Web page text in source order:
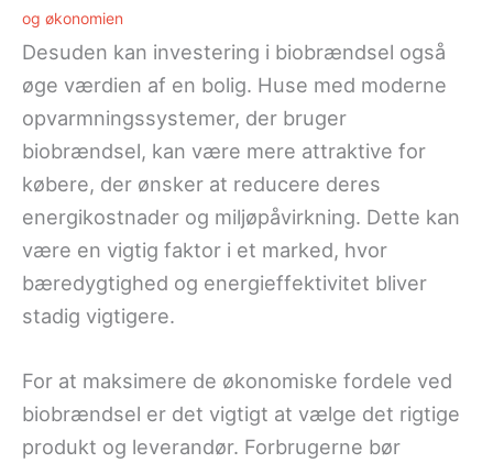
og økonomien
Desuden kan investering i biobrændsel også
øge værdien af en bolig. Huse med moderne
opvarmningssystemer, der bruger
biobrændsel, kan være mere attraktive for
købere, der ønsker at reducere deres
energikostnader og miljøpåvirkning. Dette kan
være en vigtig faktor i et marked, hvor
bæredygtighed og energieffektivitet bliver
stadig vigtigere.
For at maksimere de økonomiske fordele ved
biobrændsel er det vigtigt at vælge det rigtige
produkt og leverandør. Forbrugerne bør